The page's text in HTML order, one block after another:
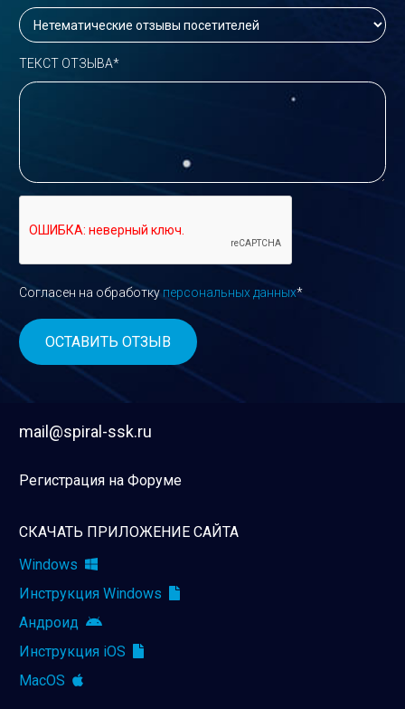
ТЕКСТ ОТЗЫВА*
Согласен на обработку персональных данных*
mail@spiral-ssk.ru
Регистрация на Форуме
СКАЧАТЬ ПРИЛОЖЕНИЕ САЙТА
Windows
Инструкция Windows
Андроид
Инструкция iOS
MacOS